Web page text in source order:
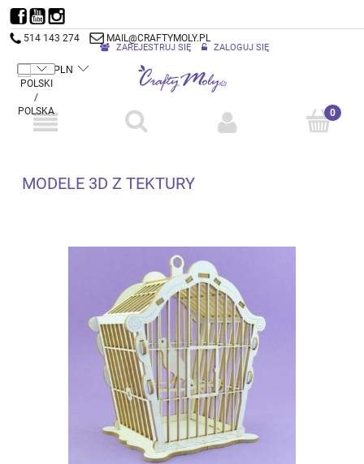
514 143 274 MAIL@CRAFTYMOLY.PL
ZAREJESTRUJ SIĘ ZALOGUJ SIĘ
MODELE 3D Z TEKTURY